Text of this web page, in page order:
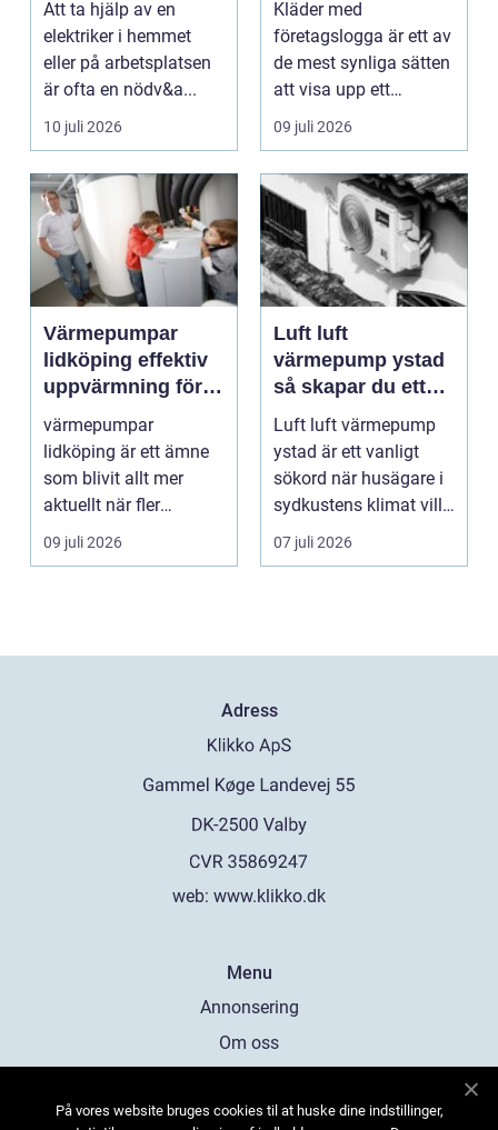
Att ta hjälp av en
elektriker i hemmet
eller på arbetsplatsen
är ofta en nödv&a...
10 juli 2026
Kläder med
företagslogga är ett av
de mest synliga sätten
att visa upp ett
varum...
09 juli 2026
Värmepumpar
lidköping effektiv
uppvärmning för
hus och
fastigheter
värmepumpar
lidköping är ett ämne
som blivit allt mer
aktuellt när fler
fastighetsägare vill
kombine...
09 juli 2026
Luft luft
värmepump ystad
så skapar du ett
behagligt
inomhusklimat
Året om
Luft luft värmepump
ystad är ett vanligt
sökord när husägare i
sydkustens klimat vill
hitta ett smar...
07 juli 2026
Adress
web: www.klikko.dk
Menu
Annonsering
Om oss
Kontakta oss
På vores website bruges cookies til at huske dine indstillinger,